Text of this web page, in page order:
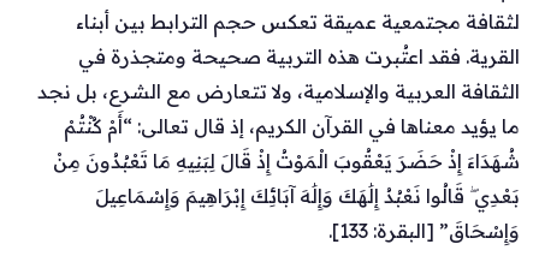
لثقافة مجتمعية عميقة تعكس حجم الترابط بين أبناء
القرية. فقد اعتُبرت هذه التربية صحيحة ومتجذرة في
الثقافة العربية والإسلامية، ولا تتعارض مع الشرع، بل نجد
ما يؤيد معناها في القرآن الكريم، إذ قال تعالى: “أَمْ كُنْتُمْ
شُهَدَاءَ إِذْ حَضَرَ يَعْقُوبَ الْمَوْتُ إِذْ قَالَ لِبَنِيهِ مَا تَعْبُدُونَ مِنْ
بَعْدِي ۖ قَالُوا نَعْبُدُ إِلَٰهَكَ وَإِلَٰهَ آبَائِكَ إِبْرَاهِيمَ وَإِسْمَاعِيلَ
وَإِسْحَاقَ” [البقرة: 133].